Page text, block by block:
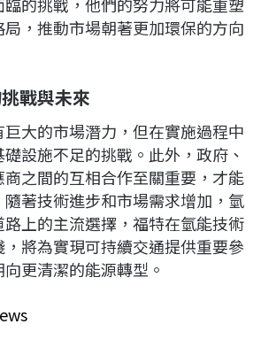
的挑戰，他們的努力將可能重塑
，推動市場朝著更加環保的方向
戰與未來
大的市場潛力，但在實施過程中
設施不足的挑戰。此外，政府、
之間的互相合作至關重要，才能
著技術進步和市場需求增加，氫
上的主流選擇，福特在氫能技術
將為實現可持續交通提供重要參
更清潔的能源轉型。